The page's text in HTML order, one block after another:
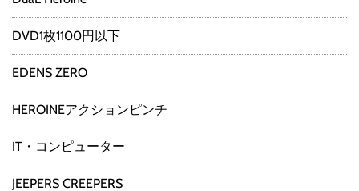
DVD1枚1100円以下
EDENS ZERO
HEROINEアクションピンチ
IT・コンピューター
JEEPERS CREEPERS